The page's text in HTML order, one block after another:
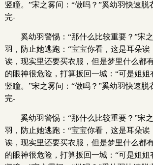
竖瞳。”宋之雾问：“做吗？”奚幼羽快速脱
完-
奚幼羽警惕：“那什么比较重要？”宋
羽，防止她逃跑：“宝宝你看，这是耳朵诶
诶，现实里还要买衣服，但是梦里什么都
的眼神很危险，打算扳回一城：“可是姐姐
竖瞳。”宋之雾问：“做吗？”奚幼羽快速脱
完-
奚幼羽警惕：“那什么比较重要？”宋
羽，防止她逃跑：“宝宝你看，这是耳朵诶
诶，现实里还要买衣服，但是梦里什么都
的眼神很危险，打算扳回一城：“可是姐姐